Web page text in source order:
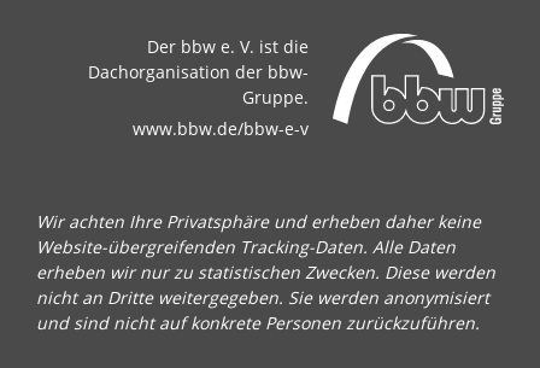
Der bbw e. V. ist die
Dachorganisation der bbw-
Gruppe.
www.bbw.de/bbw-e-v
Wir achten Ihre Privatsphäre und erheben daher keine
Website-übergreifenden Tracking-Daten. Alle Daten
erheben wir nur zu statistischen Zwecken. Diese werden
nicht an Dritte weitergegeben. Sie werden anonymisiert
und sind nicht auf konkrete Personen zurückzuführen.